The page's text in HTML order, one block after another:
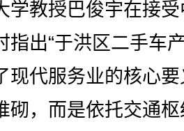
学教授巴俊宇在接
指出“于洪区二手车
现代服务业的核心
砌，而是依托交通